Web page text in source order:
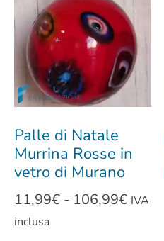
Palle di Natale
Murrina Rosse in
vetro di Murano
11,99€ - 106,99€ IVA
inclusa